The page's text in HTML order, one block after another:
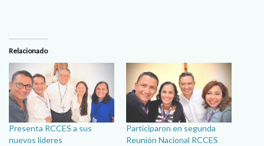
Relacionado
Presenta RCCES a sus
nuevos líderes
Participaron en segunda
Reunión Nacional RCCES